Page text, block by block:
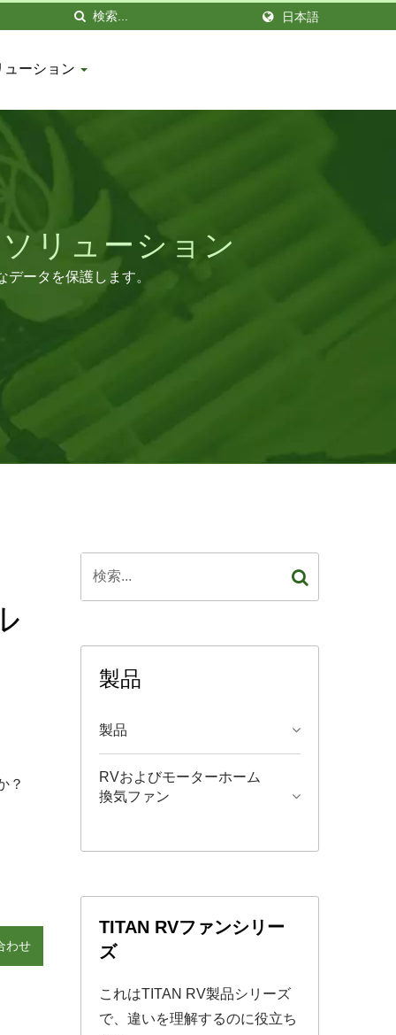
日本語
ューション
リューション
ータを保護します。
？
わせ
製品
製品
RVおよびモーターホーム
換気ファン
TITAN RVファンシリー
ズ
これはTITAN RV製品シリーズ
で、違いを理解するのに役立ち